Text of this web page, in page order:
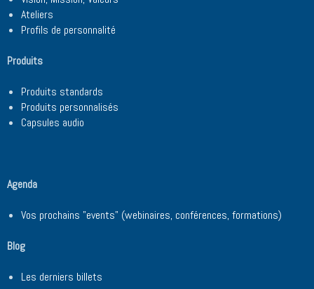
Ateliers
Profils de personnalité
Produits
Produits standards
Produits personnalisés
Capsules audio
Agenda
Vos prochains "events" (webinaires, conférences, formations)
Blog
Les derniers billets